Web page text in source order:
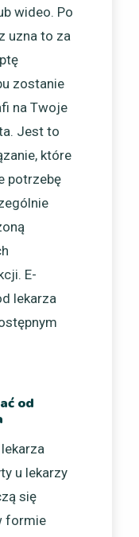
wideo. Po
uzna to za
zostanie
na Twoje
Jest to
które
potrzebę
E-
lekarza
od
u lekarzy
się
formie